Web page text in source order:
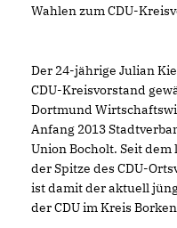
Wahlen zum CDU-
Der 24-jährige Julian
CDU-Kreisvorstand
Dortmund
Anfang 2013
Union Bocholt. Seit
der Spitze des CDU-
ist damit der aktuell
der CDU im Kreis